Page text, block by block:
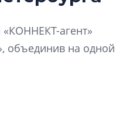
агент»
объединив на одной
девятый сезон
конкурса
строить и жить